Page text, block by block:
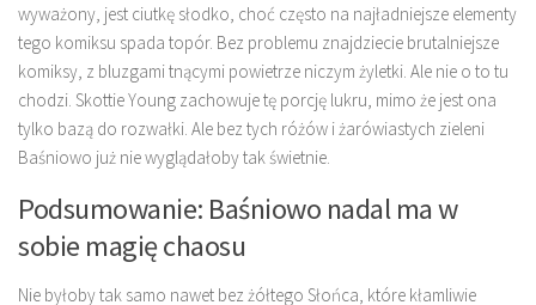
wyważony, jest ciutkę słodko, choć często na najładniejsze elementy
tego komiksu spada topór. Bez problemu znajdziecie brutalniejsze
komiksy, z bluzgami tnącymi powietrze niczym żyletki. Ale nie o to tu
chodzi. Skottie Young zachowuje tę porcję lukru, mimo że jest ona
tylko bazą do rozwałki. Ale bez tych różów i żarówiastych zieleni
Baśniowo już nie wyglądałoby tak świetnie.
Podsumowanie: Baśniowo nadal ma w
sobie magię chaosu
Nie byłoby tak samo nawet bez żółtego Słońca, które kłamliwie